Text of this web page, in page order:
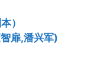
）
扉,潘兴军)